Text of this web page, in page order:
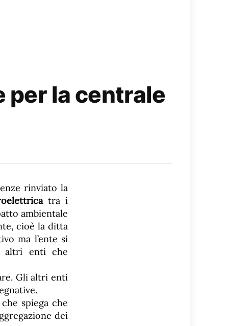
per la centrale
rinviato la
tra i
ambientale
cioè la ditta
ma l’ente si
altri enti che
Gli altri enti
che spiega che
dei